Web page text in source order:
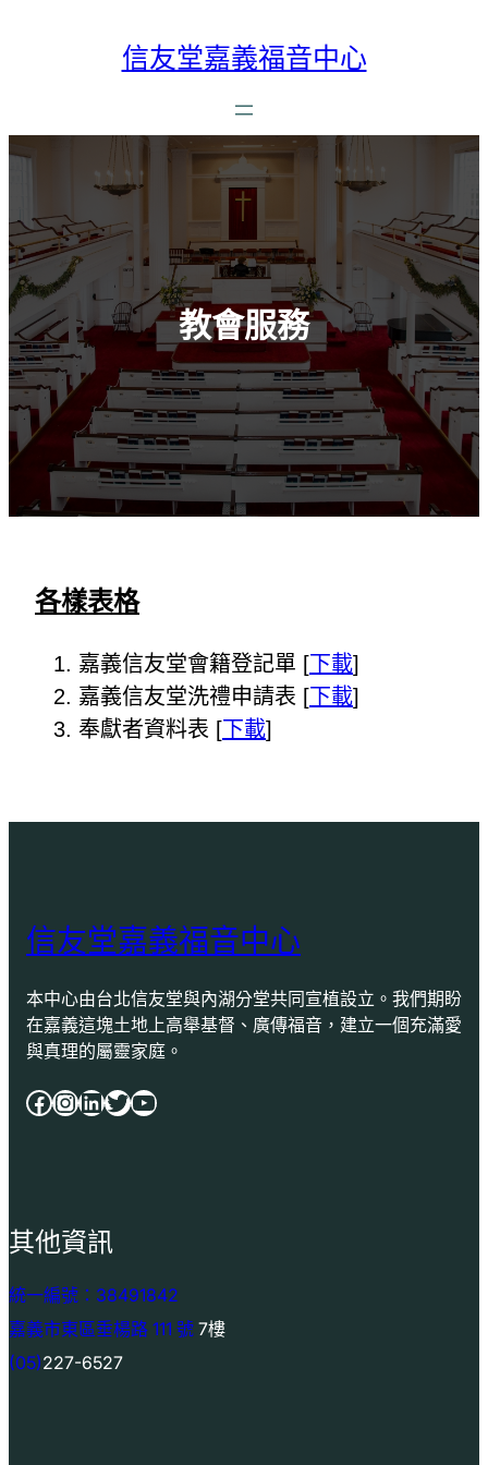
容
信友堂嘉義福音中心
教會服務
各樣表格
嘉義信友堂會籍登記單 [下載]
嘉義信友堂洗禮申請表 [下載]
奉獻者資料表 [下載]
信友堂嘉義福音中心
本中心由台北信友堂與內湖分堂共同宣植設立。我們期盼
在嘉義這塊土地上高舉基督、廣傳福音，建立一個充滿愛
與真理的屬靈家庭。
Facebook InstagramLinkedIn Twitter YouTube
其他資訊
統一編號：38491842
嘉義市東區垂楊路 111 號 7樓
(05)227-6527